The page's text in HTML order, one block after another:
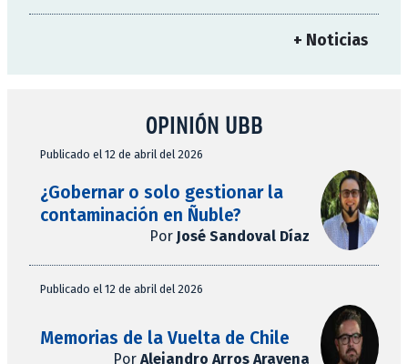
+ Noticias
OPINIÓN UBB
Publicado el 12 de abril del 2026
¿Gobernar o solo gestionar la
contaminación en Ñuble?
Por José Sandoval Díaz
Publicado el 12 de abril del 2026
Memorias de la Vuelta de Chile
Por Alejandro Arros Aravena